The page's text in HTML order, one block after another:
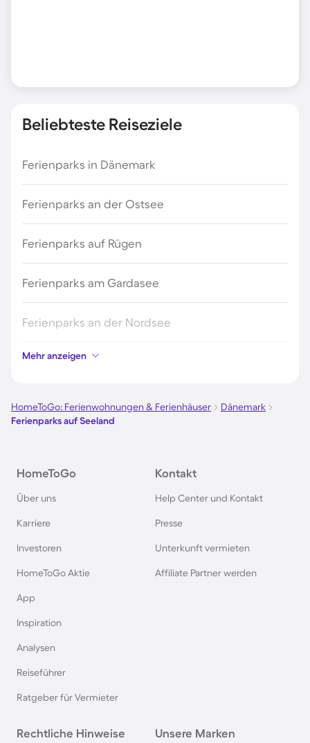
Beliebteste Reiseziele
Ferienparks in Dänemark
Ferienparks an der Ostsee
Ferienparks auf Rügen
Ferienparks am Gardasee
Ferienparks an der Nordsee
Ferienparks in Kroatien
Ferienparks in Österreich
Ferienparks auf Usedom
Ferienparks auf Texel
Ferienparks in Schweden
Ferienparks in Holland
Seenplatte
Mehr anzeigen
HomeToGo: Ferienwohnungen & Ferienhäuser
Dänemark
Ferienparks auf Seeland
HomeToGo
Über uns
Karriere
Investoren
HomeToGo Aktie
App
Inspiration
Analysen
Reiseführer
Ratgeber für Vermieter
Kontakt
Help Center und Kontakt
Presse
Unterkunft vermieten
Affiliate Partner werden
Rechtliche Hinweise Unsere Marken